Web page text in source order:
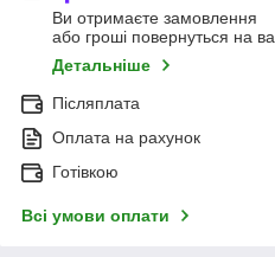
Ви отримаєте замовлення
або гроші повернуться на
Детальніше
Післяплата
Оплата на рахунок
Готівкою
Всі умови оплати